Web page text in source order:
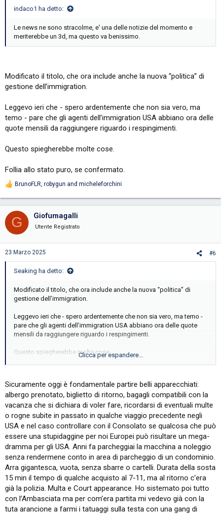
indaco1 ha detto:
Le news ne sono stracolme, e' una delle notizie del momento e
meriterebbe un 3d, ma questo va benissimo.
Modificato il titolo, che ora include anche la nuova “politica” di
gestione dell’immigration.
Leggevo ieri che - spero ardentemente che non sia vero, ma
temo - pare che gli agenti dell’immigration USA abbiano ora delle
quote mensili da raggiungere riguardo i respingimenti.
Questo spiegherebbe molte cose.
Follia allo stato puro, se confermato.
R
t
i
n
s
BrunoFLR, robygun and micheleforchini
G Giofumagalli
Utente Registrato
23 Marzo 2025 #6
Seaking ha detto:
Modificato il titolo, che ora include anche la nuova “politica” di
gestione dell’immigration.
Leggevo ieri che - spero ardentemente che non sia vero, ma temo -
pare che gli agenti dell’immigration USA abbiano ora delle quote
mensili da raggiungere riguardo i respingimenti.
Questo spiegherebbe molte cose.Clicca per espandere...
Sicuramente oggi è fondamentale partire belli apparecchiati:
albergo prenotato, biglietto di ritorno, bagagli compatibili con la
vacanza che si dichiara di voler fare, ricordarsi di eventuali multe
o rogne subite in passato in qualche viaggio precedente negli
USA e nel caso controllare con il Consolato se qualcosa che può
essere una stupidaggine per noi Europei può risultare un mega-
dramma per gli USA. Anni fa parcheggiai la macchina a noleggio
senza rendermene conto in area di parcheggio di un condominio.
Arra gigantesca, vuota, senza sbarre o cartelli. Durata della sosta
15 min il tempo di qualche acquisto al 7-11, ma al ritorno c’era
già la polizia. Multa e Court appearance. Ho sistemato poi tutto
con l’Ambasciata ma per com’era partita mi vedevo già con la
tuta arancione a farmi i tatuaggi sulla testa con una gang di